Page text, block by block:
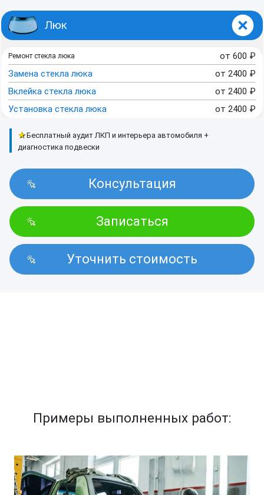
Люк
Ремонт стекла люка от 600 ₽
Замена стекла люка
от 2400 ₽
Вклейка стекла люка
от 2400 ₽
Установка стекла люка
от 2400 ₽
★Бесплатный аудит ЛКП и интерьера автомобиля +
диагностика подвески
Консультация
Записаться
Уточнить стоимость
Примеры выполненных работ: